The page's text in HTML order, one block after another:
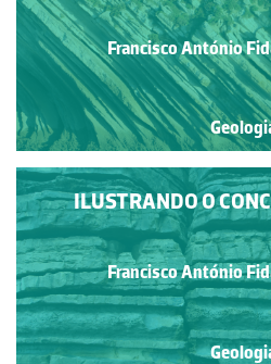
Francisco António
ILUSTRANDO O
Francisco António